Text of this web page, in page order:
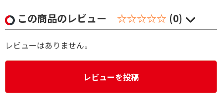
この商品のレビュー ☆☆☆☆☆ (0)
レビューはありません。
レビューを投稿